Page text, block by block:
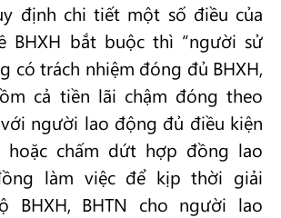
định chi tiết một số điều của
BHXH bắt buộc thì “người sử
có trách nhiệm đóng đủ BHXH,
cả tiền lãi chậm đóng theo
người lao động đủ điều kiện
hoặc chấm dứt hợp đồng lao
làm việc để kịp thời giải
BHXH, BHTN cho người lao